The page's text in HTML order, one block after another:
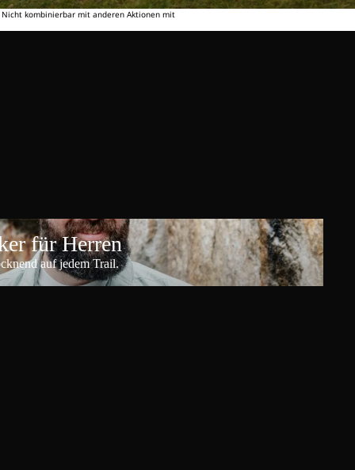
kombinierbar mit anderen Aktionen mit
für Herren
auf jedem Trail.